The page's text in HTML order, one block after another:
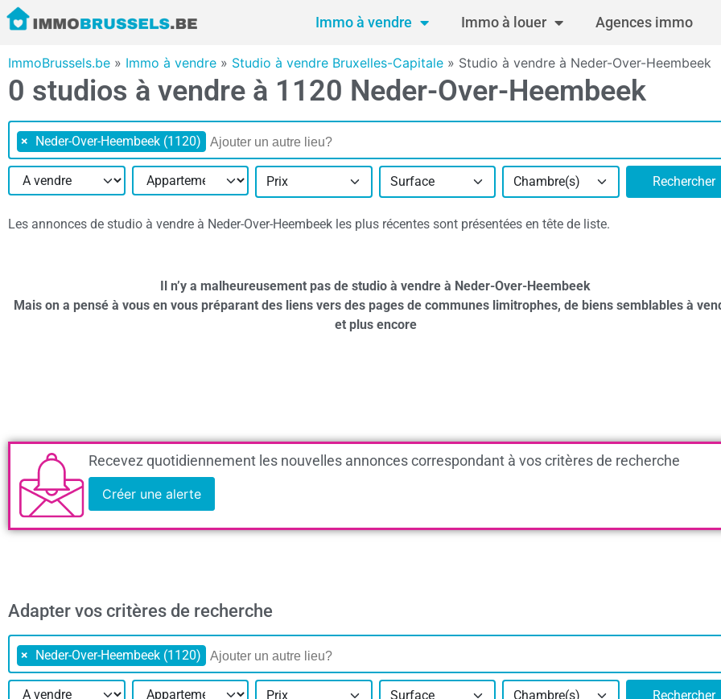
Immo à vendre Immo à louer Agences immo
ImmoBrussels.be » Immo à vendre » Studio à vendre Bruxelles-Capitale » Studio à vendre à Neder-Over-Heembeek
0 studios à vendre à 1120 Neder-Over-Heembeek
× Neder-Over-Heembeek (1120)
Prix Surface Chambre(s) Rechercher
Les annonces de studio à vendre à Neder-Over-Heembeek les plus récentes sont présentées en tête de liste.
Il n’y a malheureusement pas de studio à vendre à Neder-Over-Heembeek
Mais on a pensé à vous en vous préparant des liens vers des pages de communes limitrophes, de biens semblables à
et plus encore
Recevez quotidiennement les nouvelles annonces correspondant à vos critères de recherche
Créer une alerte
Adapter vos critères de recherche
× Neder-Over-Heembeek (1120)
Prix Surface Chambre(s) Rechercher